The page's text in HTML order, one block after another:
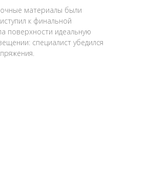
материалы были
к финальной
поверхности идеальную
специалист убедился